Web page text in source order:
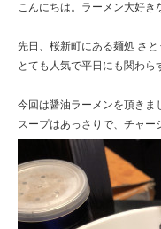
こんにちは。ラーメン大好き
先日、桜新町にある麺処 さと
とても人気で平日にも関わら
今回は醤油ラーメンを頂きま
スープはあっさりで、チャー